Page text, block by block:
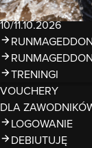
10/11.10.2026
TRENINGI
VOUCHERY
DLA
LOGOWANIE
DEBIUTUJĘ